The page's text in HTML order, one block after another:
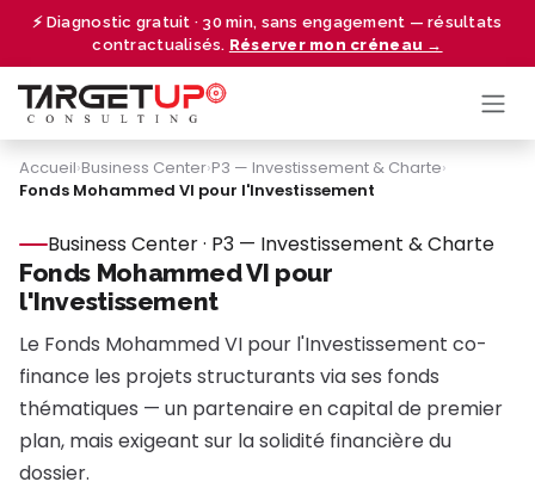
⚡ Diagnostic gratuit · 30 min, sans engagement — résultats
contractualisés. Réserver mon créneau →
Se rendre au contenu
Accueil›Business Center›P3 — Investissement & Charte›
Fonds Mohammed VI pour l'Investissement
Business Center · P3 — Investissement & Charte
Fonds Mohammed VI pour
l'Investissement
Le Fonds Mohammed VI pour l'Investissement co-
finance les projets structurants via ses fonds
thématiques — un partenaire en capital de premier
plan, mais exigeant sur la solidité financière du
dossier.